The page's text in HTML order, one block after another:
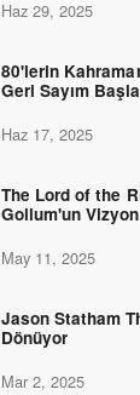
Haz 29, 2025
80'lerin
Geri Sayım
Haz 17, 2025
The Lord of the
Gollum'un
May 11, 2025
Jason Statham
Dönüyor
Mar 2, 2025